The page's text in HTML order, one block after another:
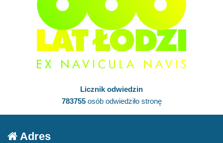
Licznik odwiedzin
783755osób odwiedziło stronę
Adres